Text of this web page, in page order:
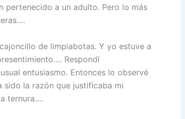
pertenecido a un adulto. Pero lo más
de limpiabotas. Y yo estuve a
Respondí
entusiasmo. Entonces lo observé
sido la razón que justificaba mi
ternura….